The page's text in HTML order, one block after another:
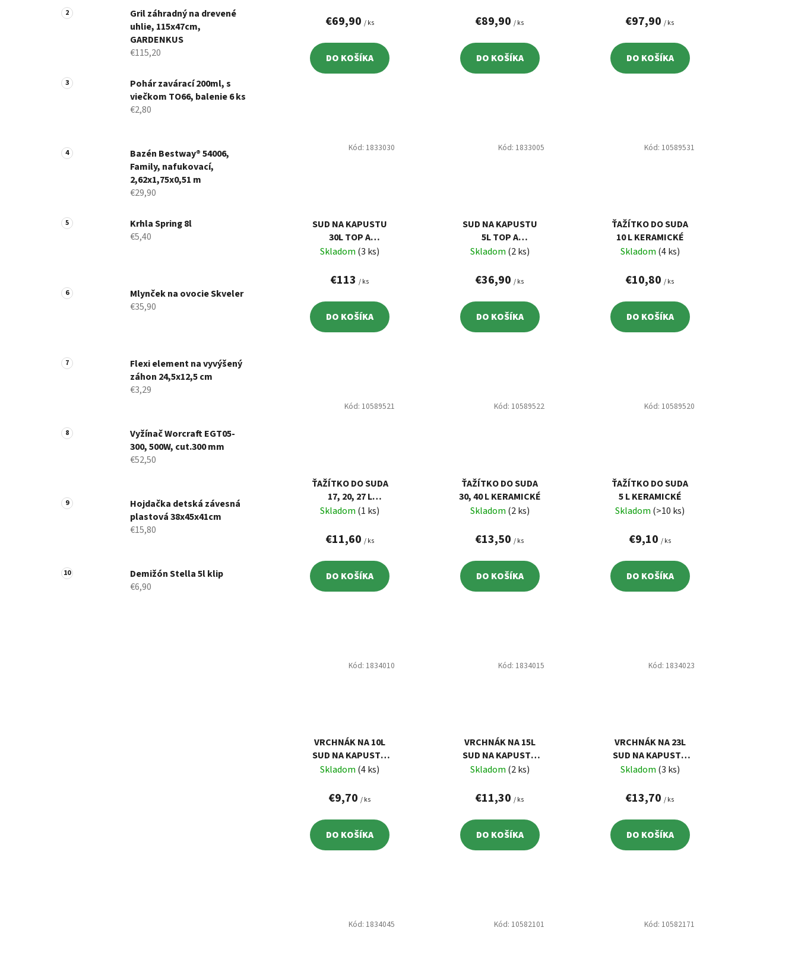
Gril záhradný na drevené
uhlie, 115x47cm,
GARDENKUS
€115,20
Pohár zavárací 200ml, s
viečkom TO66, balenie 6 ks
€2,80
Bazén Bestway® 54006,
Family, nafukovací,
2,62x1,75x0,51 m
€29,90
Krhla Spring 8l
€5,40
Mlynček na ovocie Skveler
€35,90
Flexi element na vyvýšený
záhon 24,5x12,5 cm
€3,29
Vyžínač Worcraft EGT05-
300, 500W, cut.300 mm
€52,50
Hojdačka detská závesná
plastová 38x45x41cm
€15,80
Demižón Stella 5l klip
€6,90
€69,90 / ks
DO KOŠÍKA
€89,90/ ks
DO KOŠÍKA
€97,90/ ks
DO KOŠÍKA
SUD NA KAPUSTU
30L TOP A
KERAMICKÝ
Skladom (3 ks)
€113/ ks
DO KOŠÍKA
Kód: 1833030
SUD NA KAPUSTU
5L TOP A
KERAMICKÝ
Skladom (2 ks)
€36,90/ ks
DO KOŠÍKA
Kód: 1833005
ŤAŽÍTKO DO SUDA
10 L KERAMICKÉ
Skladom (4 ks)
€10,80/ ks
DO KOŠÍKA
Kód: 10589531
ŤAŽÍTKO DO SUDA
17, 20, 27 L
KERAMICKÉ
Skladom (1 ks)
€11,60 / ks
DO KOŠÍKA
Kód: 10589521
ŤAŽÍTKO DO SUDA
30, 40 L KERAMICKÉ
Skladom (2 ks)
€13,50/ ks
DO KOŠÍKA
Kód: 10589522
ŤAŽÍTKO DO SUDA
5 L KERAMICKÉ
Skladom (>10 ks)
€9,10 / ks
DO KOŠÍKA
Kód: 10589520
VRCHNÁK NA 10L
SUD NA KAPUSTU
KERAMICKÝ CZ
Skladom (4 ks)
€9,70/ ks
DO KOŠÍKA
Kód: 1834010
VRCHNÁK NA 15L
SUD NA KAPUSTU
KERAMICKÝ
Skladom (2 ks)
€11,30/ ks
DO KOŠÍKA
Kód: 1834015
VRCHNÁK NA 23L
SUD NA KAPUSTU
KERAMICKÝ TOP A
Skladom (3 ks)
€13,70/ ks
DO KOŠÍKA
Kód: 1834023
Kód: 1834045 Kód: 10582101 Kód: 10582171